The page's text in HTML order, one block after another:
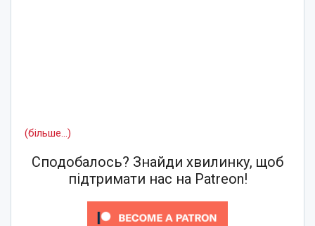
(більше…)
Сподобалось? Знайди хвилинку, щоб
підтримати нас на Patreon!